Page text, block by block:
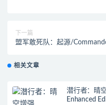
下一篇
盟军敢死队：起源/
相关文章
潜行者：晴
Enhanced